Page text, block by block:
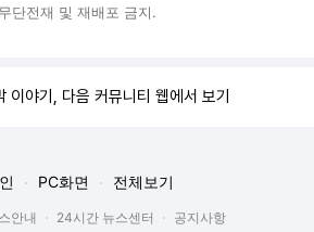
단전재 및 재배포 금지.
이야기, 다음 커뮤니티 웹에서 보기
PC화면 전체보기
안내 24시간 뉴스센터
공지사항